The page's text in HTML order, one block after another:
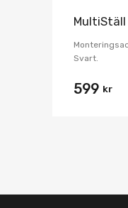
MultiStäll
Svart.
599 kr